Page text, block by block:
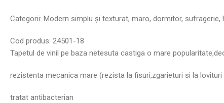
Categorii: Modern simplu și texturat, maro, dormitor, sufragerie,
Cod produs: 24501-18
Tapetul de vinil pe baza netesuta castiga o mare
rezistenta mecanica mare (rezista la fisuri,zgarieturi si la lovituri
tratat antibacterian